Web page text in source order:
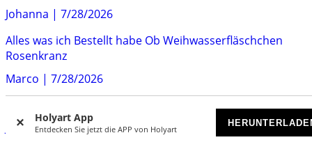
Holyart App
Entdecken Sie jetzt die APP von Holyart
Johanna | 7/28/2026
Alles was ich Bestellt habe Ob Weihwasserfläschchen
Rosenkranz
Marco | 7/28/2026
Schöne Ware - schnelle Lieferung - guter Preis alles top!
Jochen|7/23/2026